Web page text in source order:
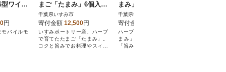
ワイ
品
円
モバイルモ
まご「たまみ」6個入×
10パック+割れ保障2パ
ック
千葉県いすみ市
寄付金額 12,500円
いすみポートリー産、ハーブ
で育てたたまご「たまみ」。
コクと旨みでお料理やスィー
まみ」コク旨仕立て10
個入×10パック+割れ保
障10個×2パック付
千葉県いすみ市
寄付金額
ハーブで大事に育てた卵「た
まみ」たまごの「コク」と
「旨み」を強く感じる色鮮や